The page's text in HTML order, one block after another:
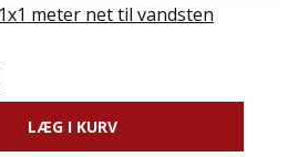
meter net til vandsten
LÆG I KURV